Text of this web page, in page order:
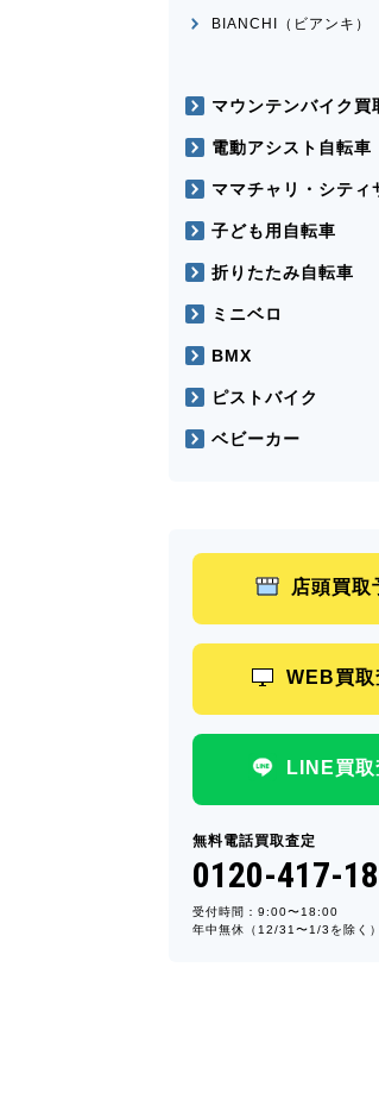
BIANCHI（ビアンキ）
マウンテンバイク買
電動アシスト自転車
ママチャリ・シティ
子ども用自転車
折りたたみ自転車
ミニベロ
BMX
ピストバイク
ベビーカー
店頭買取
WEB買取
LINE買取
無料電話買取査定
0120-417-
受付時間：9:00〜18:00
年中無休（12/31〜1/3を除く）